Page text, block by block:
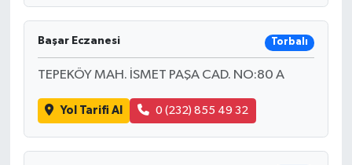
Başar Eczanesi Torbalı
TEPEKÖY MAH. İSMET PAŞA CAD. NO:80 A
Yol Tarifi Al 0 (232) 855 49 32